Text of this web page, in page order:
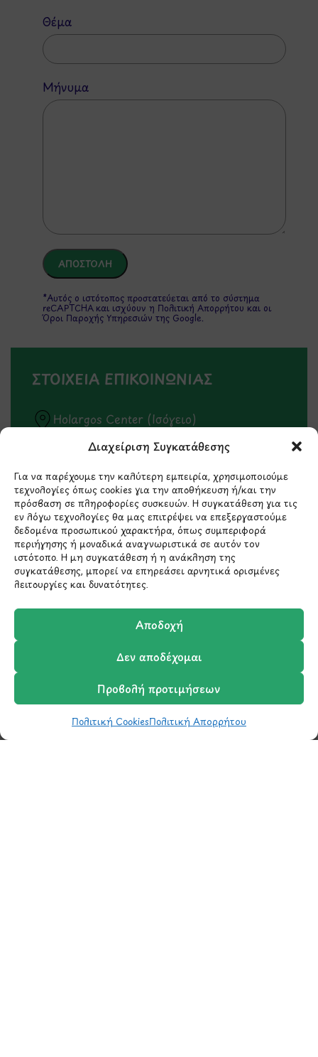
Διαχείριση Συγκατάθεσης
Για να παρέχουμε την καλύτερη εμπειρία, χρησιμοποιούμε
τεχνολογίες όπως cookies για την αποθήκευση ή/και την
πρόσβαση σε πληροφορίες συσκευών. Η συγκατάθεση για τις
εν λόγω τεχνολογίες θα μας επιτρέψει να επεξεργαστούμε
δεδομένα προσωπικού χαρακτήρα, όπως συμπεριφορά
περιήγησης ή μοναδικά αναγνωριστικά σε αυτόν τον
ιστότοπο. Η μη συγκατάθεση ή η ανάκληση της
συγκατάθεσης, μπορεί να επηρεάσει αρνητικά ορισμένες
λειτουργίες και δυνατότητες.
Αποδοχή
Δεν αποδέχομαι
Προβολή προτιμήσεων
Πολιτική CookiesΠολιτική Απορρήτου
Θέμα
Μήνυμα
*Αυτός ο ιστότοπος προστατεύεται από το σύστημα
reCAPTCHA και ισχύουν η Πολιτική Απορρήτου και οι
Όροι Παροχής Υπηρεσιώντης Google.
ΣΤΟΙΧΕΙΑ ΕΠΙΚΟΙΝΩΝΙΑΣ
Holargos Center (Ισόγειο)
Χολαργός 15561
210 6522282
info@ypografi.com
Έχετε ερωτήσεις σχετικά με ένα προϊόν ή μια
παραγγελία; Στείλτε μας ένα email και θα
επικοινωνήσουμε σύντομα μαζί σας.
ΚαλάθιΣύγκριση
Ο Λογαριασμός μου